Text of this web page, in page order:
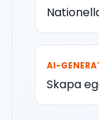
AI-
Skapa